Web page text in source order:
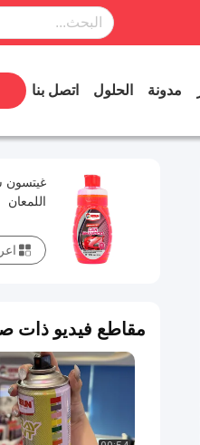
مدونة الحلول اتصل بنا
غيتسون
اللمعان
مقاطع فيديو ذات